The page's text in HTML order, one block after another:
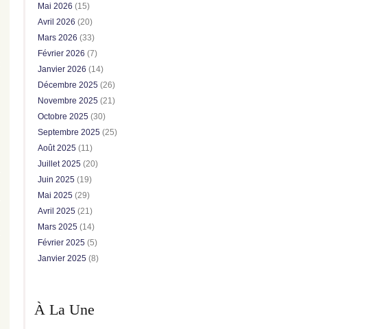
Mai 2026 (15)
Avril 2026 (20)
Mars 2026 (33)
Février 2026 (7)
Janvier 2026 (14)
Décembre 2025 (26)
Novembre 2025 (21)
Octobre 2025 (30)
Septembre 2025 (25)
Août 2025 (11)
Juillet 2025 (20)
Juin 2025 (19)
Mai 2025 (29)
Avril 2025 (21)
Mars 2025 (14)
Février 2025 (5)
Janvier 2025 (8)
À La Une